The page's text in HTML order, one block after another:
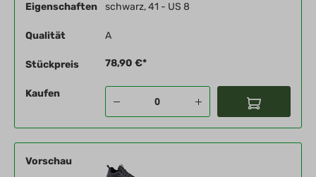
Eigenschaften schwarz, 41 - US 8
Qualität A
Stückpreis 78,90 €*
Kaufen
Vorschau